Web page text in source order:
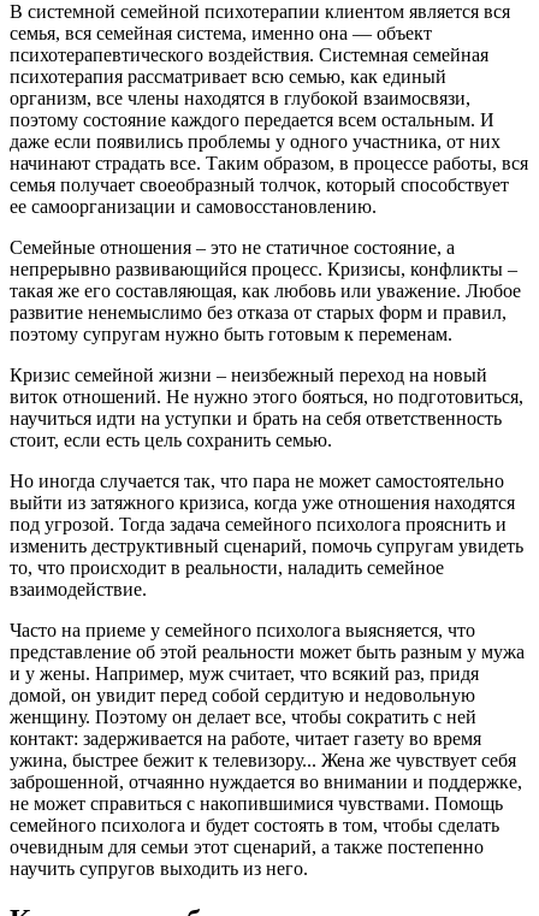
В системной семейной психотерапии клиентом является вся
семья, вся семейная система, именно она — объект
психотерапевтического воздействия. Системная семейная
психотерапия рассматривает всю семью, как единый
организм, все члены находятся в глубокой взаимосвязи,
поэтому состояние каждого передается всем остальным. И
даже если появились проблемы у одного участника, от них
начинают страдать все. Таким образом, в процессе работы, вся
семья получает своеобразный толчок, который способствует
ее самоорганизации и самовосстановлению.
Семейные отношения – это не статичное состояние, а
непрерывно развивающийся процесс. Кризисы, конфликты –
такая же его составляющая, как любовь или уважение. Любое
развитие ненемыслимо без отказа от старых форм и правил,
поэтому супругам нужно быть готовым к переменам.
Кризис семейной жизни – неизбежный переход на новый
виток отношений. Не нужно этого бояться, но подготовиться,
научиться идти на уступки и брать на себя ответственность
стоит, если есть цель сохранить семью.
Но иногда случается так, что пара не может самостоятельно
выйти из затяжного кризиса, когда уже отношения находятся
под угрозой. Тогда задача семейного психолога прояснить и
изменить деструктивный сценарий, помочь супругам увидеть
то, что происходит в реальности, наладить семейное
взаимодействие.
Часто на приеме у семейного психолога выясняется, что
представление об этой реальности может быть разным у мужа
и у жены. Например, муж считает, что всякий раз, придя
домой, он увидит перед собой сердитую и недовольную
женщину. Поэтому он делает все, чтобы сократить с ней
контакт: задерживается на работе, читает газету во время
ужина, быстрее бежит к телевизору... Жена же чувствует себя
заброшенной, отчаянно нуждается во внимании и поддержке,
не может справиться с накопившимися чувствами. Помощь
семейного психолога и будет состоять в том, чтобы сделать
очевидным для семьи этот сценарий, а также постепенно
научить супругов выходить из него.